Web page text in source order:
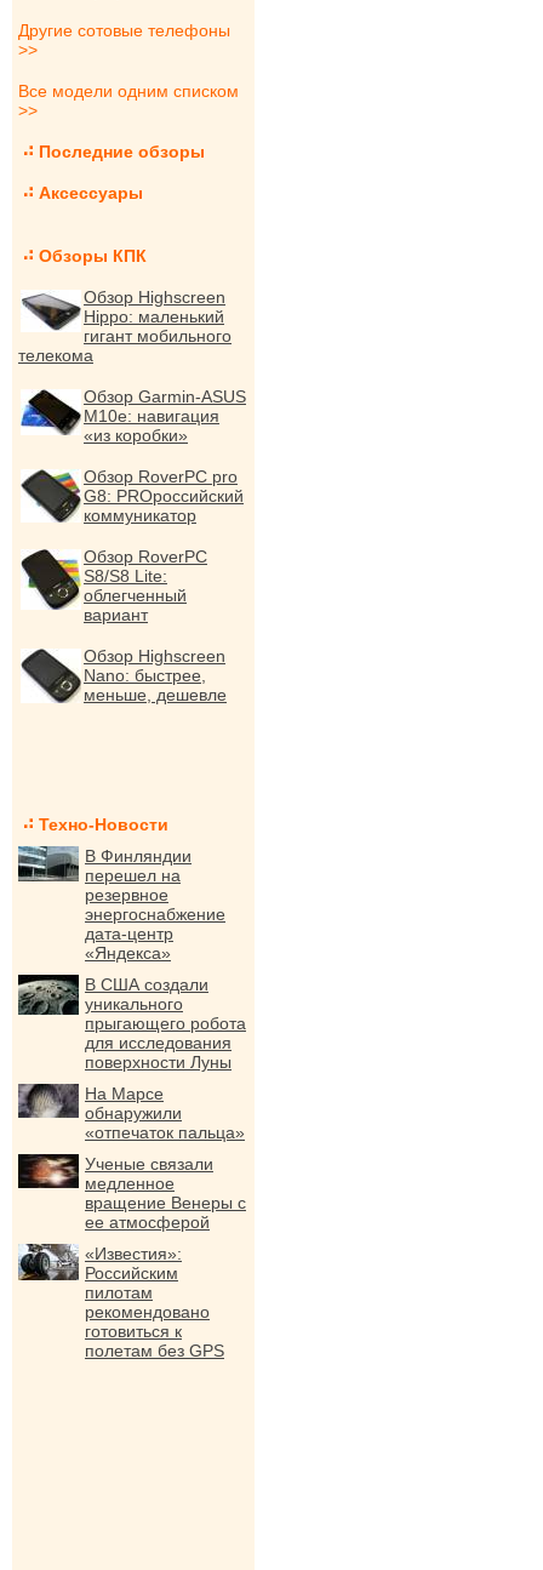
Другие сотовые телефоны
>>
Все модели одним списком
>>
Последние обзоры
Аксессуары
Обзоры КПК
Обзор Highscreen
Hippo: маленький
гигант мобильного
телекома
Обзор Garmin-ASUS
M10e: навигация
«из коробки»
Обзор RoverPC pro
G8: PROроссийский
коммуникатор
Обзор RoverPC
S8/S8 Lite:
облегченный
вариант
Обзор Highscreen
Nano: быстрее,
меньше, дешевле
Техно-Новости
В Финляндии
перешел на
резервное
энергоснабжение
дата-центр
«Яндекса»
В США создали
уникального
прыгающего робота
для исследования
поверхности Луны
На Марсе
обнаружили
«отпечаток пальца»
Ученые связали
медленное
вращение Венеры с
ее атмосферой
«Известия»:
Российским
пилотам
рекомендовано
готовиться к
полетам без GPS